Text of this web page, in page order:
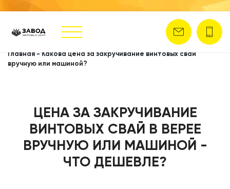
Главная - Какова цена за закручивание винтовых свай
вручную или машиной?
ЦЕНА ЗА ЗАКРУЧИВАНИЕ
ВИНТОВЫХ СВАЙ В ВЕРЕЕ
ВРУЧНУЮ ИЛИ МАШИНОЙ -
ЧТО ДЕШЕВЛЕ?